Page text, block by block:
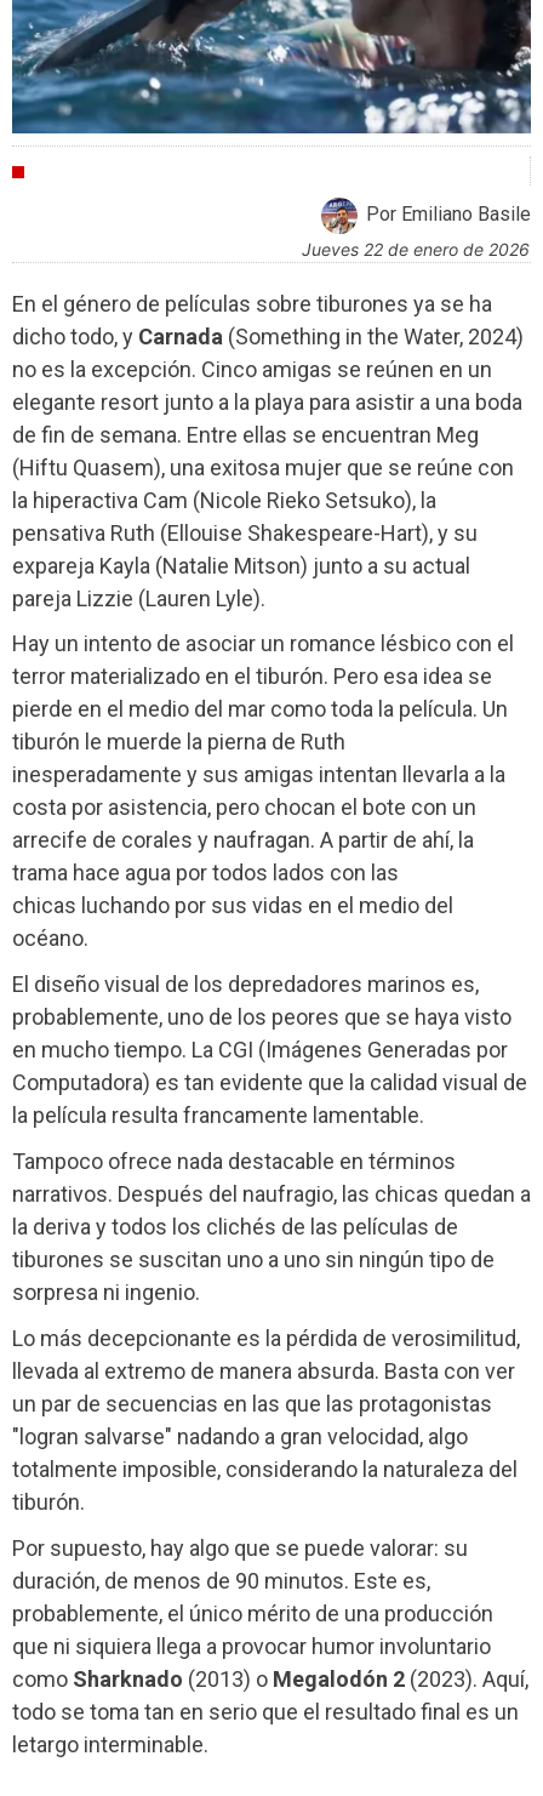
Por Emiliano Basile
jueves 22 de enero de 2026
En el género de películas sobre tiburones ya se ha
dicho todo, y Carnada (Something in the Water, 2024)
no es la excepción. Cinco amigas se reúnen en un
elegante resort junto a la playa para asistir a una boda
de fin de semana. Entre ellas se encuentran Meg
(Hiftu Quasem), una exitosa mujer que se reúne con
la hiperactiva Cam (Nicole Rieko Setsuko), la
pensativa Ruth (Ellouise Shakespeare-Hart), y su
expareja Kayla (Natalie Mitson) junto a su actual
pareja Lizzie (Lauren Lyle).
Hay un intento de asociar un romance lésbico con el
terror materializado en el tiburón. Pero esa idea se
pierde en el medio del mar como toda la película. Un
tiburón le muerde la pierna de Ruth
inesperadamente y sus amigas intentan llevarla a la
costa por asistencia, pero chocan el bote con un
arrecife de corales y naufragan. A partir de ahí, la
trama hace agua por todos lados con las
chicas luchando por sus vidas en el medio del
océano.
El diseño visual de los depredadores marinos es,
probablemente, uno de los peores que se haya visto
en mucho tiempo. La CGI (Imágenes Generadas por
Computadora) es tan evidente que la calidad visual de
la película resulta francamente lamentable.
Tampoco ofrece nada destacable en términos
narrativos. Después del naufragio, las chicas quedan a
la deriva y todos los clichés de las películas de
tiburones se suscitan uno a uno sin ningún tipo de
sorpresa ni ingenio.
Lo más decepcionante es la pérdida de verosimilitud,
llevada al extremo de manera absurda. Basta con ver
un par de secuencias en las que las protagonistas
"logran salvarse" nadando a gran velocidad, algo
totalmente imposible, considerando la naturaleza del
tiburón.
Por supuesto, hay algo que se puede valorar: su
duración, de menos de 90 minutos. Este es,
probablemente, el único mérito de una producción
que ni siquiera llega a provocar humor involuntario
como Sharknado (2013) o Megalodón 2 (2023). Aquí,
todo se toma tan en serio que el resultado final es un
letargo interminable.